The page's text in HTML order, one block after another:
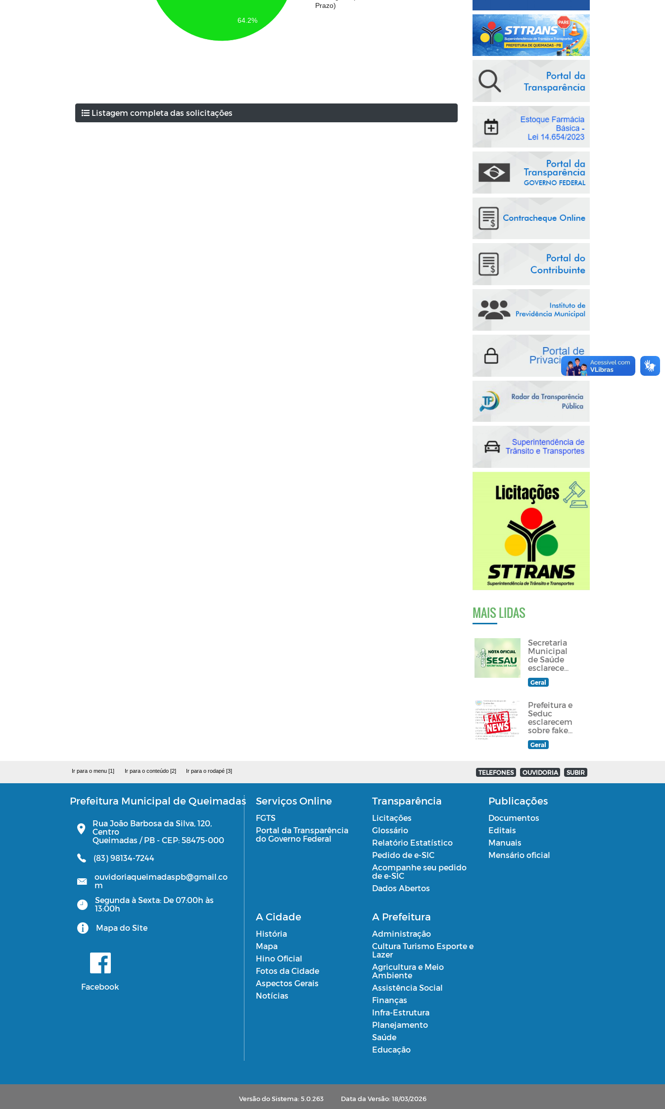
Prazo)
64.2%
Listagem completa das solicitações
MAIS LIDAS
Secretaria
Municipal
de Saúde
esclarece
sobre
atendimento
queimadense
Geral
Prefeitura e
Seduc
esclarecem
sobre fake
news
divulgada
Whatsapp e
Geral
Ir para o menu [1] Ir para o conteúdo [2] Ir para o rodapé [3] TELEFONES OUVIDORIA SUBIR
Prefeitura Municipal de Queimadas
Rua João Barbosa da Silva, 120,
Centro
Queimadas / PB - CEP: 58475-000
(83) 98134-7244
ouvidoriaqueimadaspb@gmail.co
m
Segunda à Sexta: De 07:00h às
13:00h
Mapa do Site
Facebook
Serviços Online
FGTS
Portal da Transparência
do Governo Federal
Transparência
Licitações
Glossário
Relatório Estatístico
Pedido de e-SIC
Acompanhe seu pedido
de e-SIC
Dados Abertos
Publicações
Documentos
Editais
Manuais
Mensário oficial
A Cidade
História
Mapa
Hino Oficial
Fotos da Cidade
Aspectos Gerais
Notícias
A Prefeitura
Administração
Cultura Turismo Esporte e
Lazer
Agricultura e Meio
Ambiente
Assistência Social
Finanças
Infra-Estrutura
Planejamento
Saúde
Educação
Versão do Sistema: 5.0.263 Data da Versão: 18/03/2026